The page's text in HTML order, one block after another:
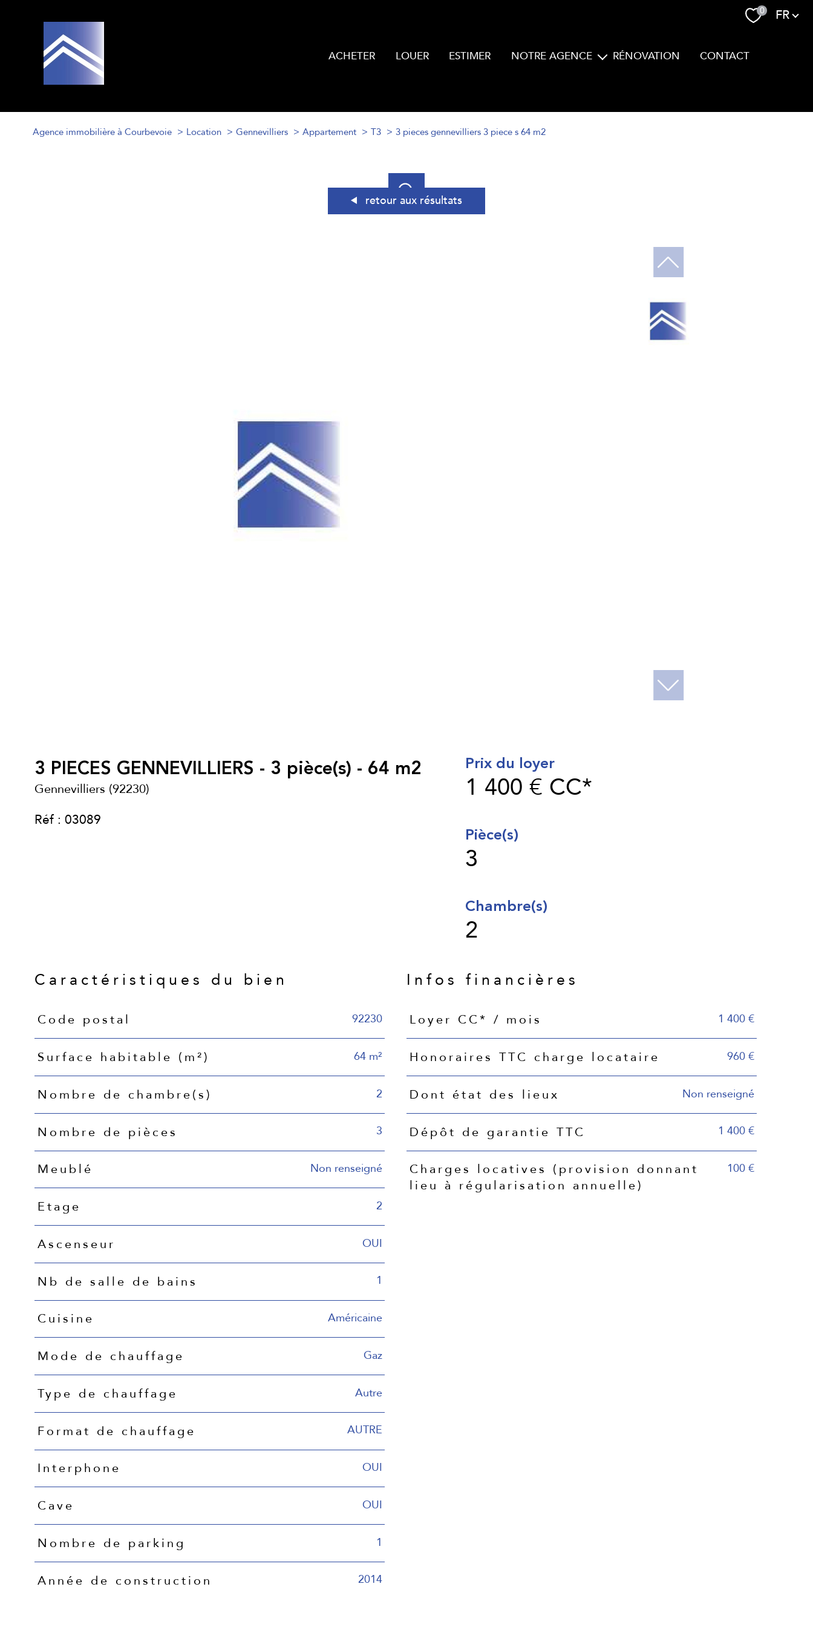
0 Langue
FR
ACHETER LOUER ESTIMER NOTRE AGENCE RÉNOVATION CONTACT
Agence immobilière à Courbevoie Location Gennevilliers Appartement T3 3 pieces gennevilliers 3 piece s 64 m2
filtrer
retour aux résultats
3 PIECES GENNEVILLIERS - 3 pièce(s) - 64 m2
Gennevilliers (92230)
Réf : 03089
Prix du loyer
1 400 € CC*
Pièce(s)
3
Chambre(s)
2
Caractéristiques du bien
Caractéristiques Valeurs
Code postal 92230
Surface habitable (m²) 64 m²
Nombre de chambre(s) 2
Nombre de pièces 3
Meublé Non renseigné
Etage 2
Ascenseur OUI
Nb de salle de bains 1
Cuisine Américaine
Mode de chauffage Gaz
Type de chauffage Autre
Format de chauffage AUTRE
Interphone OUI
Cave OUI
Nombre de parking 1
Année de construction 2014
Infos financières
Caractéristiques Valeurs
Loyer CC* / mois 1 400 €
Honoraires TTC charge locataire 960 €
Dont état des lieux Non renseigné
Dépôt de garantie TTC 1 400 €
Charges locatives (provision donnant
lieu à régularisation annuelle)
100 €